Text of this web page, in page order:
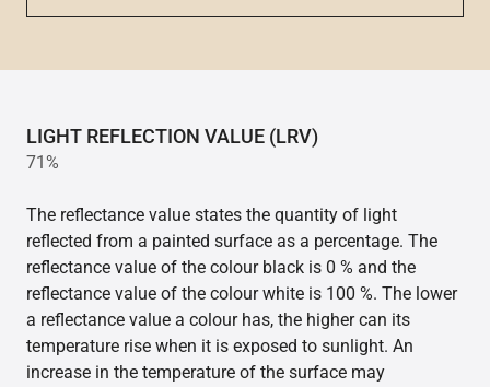
LIGHT REFLECTION VALUE (LRV)
71%
The reflectance value states the quantity of light
reflected from a painted surface as a percentage. The
reflectance value of the colour black is 0 % and the
reflectance value of the colour white is 100 %. The lower
a reflectance value a colour has, the higher can its
temperature rise when it is exposed to sunlight. An
increase in the temperature of the surface may